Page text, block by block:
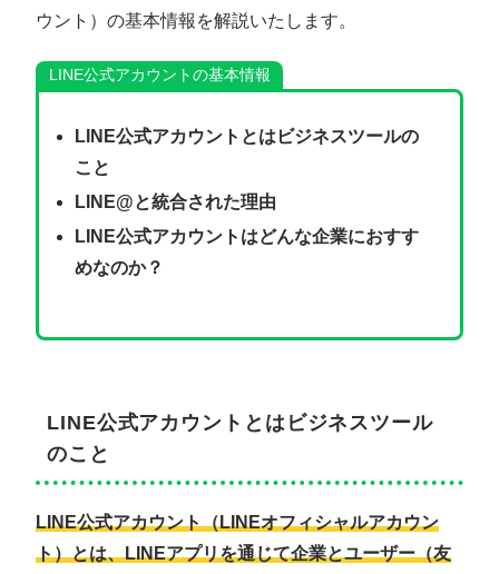
ウント）の基本情報を解説いたします。
LINE公式アカウントの基本情報
LINE公式アカウントとはビジネスツールの
こと
LINE@と統合された理由
LINE公式アカウントはどんな企業におすす
めなのか？
LINE公式アカウントとはビジネスツール
のこと
LINE公式アカウント（LINEオフィシャルアカウン
ト）とは、LINEアプリを通じて企業とユーザー（友